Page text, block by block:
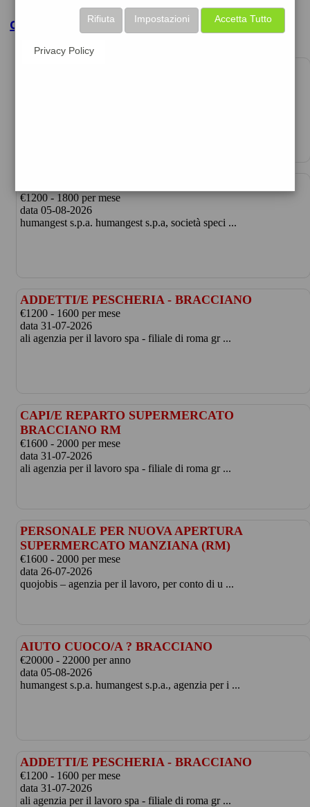
clicca per maggiori dettagli
€1200 - 1800 per mese
data 05-08-2026
humangest s.p.a. humangest s.p.a, società speci ...
ADDETTI/E PESCHERIA - BRACCIANO
€1200 - 1600 per mese
data 31-07-2026
ali agenzia per il lavoro spa - filiale di roma gr ...
CAPI/E REPARTO SUPERMERCATO
BRACCIANO RM
€1600 - 2000 per mese
data 31-07-2026
ali agenzia per il lavoro spa - filiale di roma gr ...
PERSONALE PER NUOVA APERTURA
SUPERMERCATO MANZIANA (RM)
€1600 - 2000 per mese
data 26-07-2026
quojobis – agenzia per il lavoro, per conto di u ...
AIUTO CUOCO/A ? BRACCIANO
€20000 - 22000 per anno
data 05-08-2026
humangest s.p.a. humangest s.p.a., agenzia per i ...
ADDETTI/E PESCHERIA - BRACCIANO
€1200 - 1600 per mese
data 31-07-2026
ali agenzia per il lavoro spa - filiale di roma gr ...
Accetta Tutto
Impostazioni
Rifiuta
Privacy Policy